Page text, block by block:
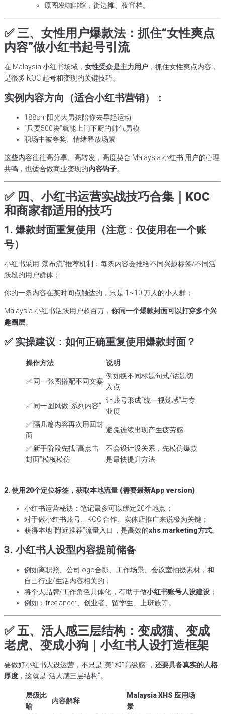
原图发咖啡馆，街边摊、夜宵档。
✅ 三、女性用户爆款法：抓住“女性爽点
内容”做小红书起号引流
在 Malaysia 小红书场域， 女性受众是主力用户 ，抓住女性爽点内容，
是很多 KOC 起号和变现的关键技巧。
实例内容方向（适合小红书营销）：
188cm阳光大男孩陪你去早起运动
“只要500块”就能上门下厨的帅气男模
职场中被夸奖、情绪释放场景
这些内容往往高分享、高转发，高度契合 Malaysia 小红书 用户的心理
共鸣，也适合做商业变现的内容钩子。
✅ 四、小红书运营实战技巧合集｜KOC
和商家都适用的技巧
1. 爆款封面重复使用（注意：仅使用在一个账
号）
小红书采用“瀑布流”推荐机制：每条内容会推给不同兴趣标签/不同活
跃段的用户群体；
你的一条内容在某时间点触达的，只是 1~10 万人的小人群；
Malaysia 小红书活跃用户超百万， 你同一个爆款封面可以打穿多个兴
趣圈层。
✅ 实操建议：如何正确重复使用爆款封面？
操作方法 说明
✅ 同一张图搭配不同文案
例如换不同标题句式/话题切
入点
✅ 同一图风做“系列内容”
让账号形成“统一视觉感”与专
业度
✅ 隔几篇内容再次用回封
面
避免连续出现产生疲劳感
✅ 新手阶段先找“高点击
封面”模板模仿
不会设计没关系，先模仿爆款
是最快提升方法
2. 使用20个定位标签，获取本地流量 (需要最新App version)
小红书运营秘诀：笔记最多可以绑定20个地点；
对于做小红书账号、KOC 合作、实体店推广来说极为关键；
获得本地“附近推荐”流量入口，是高效的xhs marketing方式。
3. 小红书人设型内容提前储备
例如离职照、公司logo合影、工作场景、会议室拍摄素材，和
自己行业/生活内容相关的；
将个人品牌/工作角色具体化，有助于做小红书账号人设建设 ；
例如：freelancer、创业者、留学生、上班族等。
✅ 五、活人感三层结构：变成猫、变成
老虎、变成小狗｜小红书人设打造框架
要做好小红书人设运营，不只是“美”和“高级感”， 还要具备真实的人格
厚度 ，这就是“活人感三层结构”。
层级比
喻
内容解释
Malaysia XHS 应用场
景